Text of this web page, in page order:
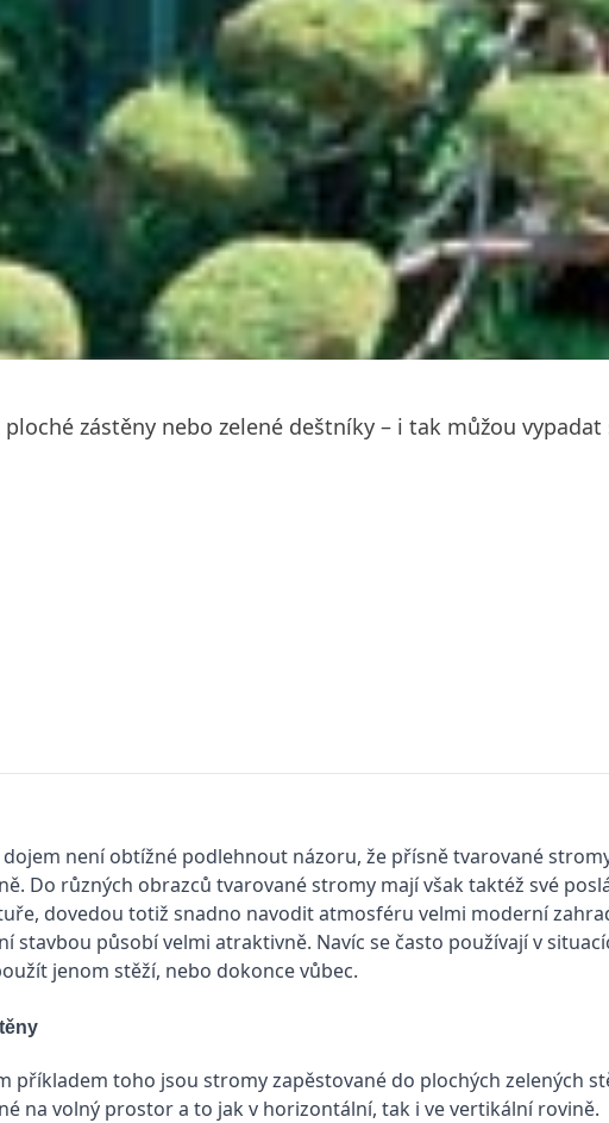
zástěny nebo zelené deštníky – i tak můžou
není obtížné podlehnout názoru, že přísně tvarované
Do různých obrazců tvarované stromy mají však taktéž své
dovedou totiž snadno na­vodit atmosféru velmi moderní
stavbou působí velmi atraktivně. Navíc se často používají v
jenom stěží, nebo dokonce vůbec.
příkladem toho jsou stromy zapěstované do plochých zelených
na volný prostor a to jak v horizontální, tak i ve vertikální rovině.